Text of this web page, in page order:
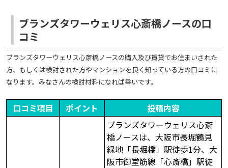
ブランズタワーウェリス心斎橋ノースの口
コミ
ブランズタワーウェリス心斎橋ノースの購入及び賃貸でお住まいされた
方、もしくは検討された方やマンションを良く知っている方の口コミに
なります。みなさんの検討材料になれば幸いです。
口コミ項目 ポイント 投稿内容
ブランズタワーウェリス心斎
橋ノースは、大阪市長堀鶴見
緑地「長堀橋」駅徒歩1分、大
阪市御堂筋線「心斎橋」駅徒